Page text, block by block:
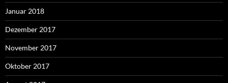
Januar 2018
Dezember 2017
November 2017
Oktober 2017